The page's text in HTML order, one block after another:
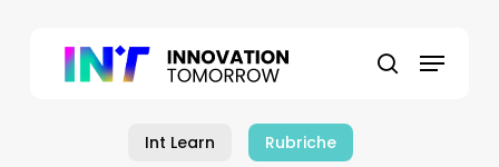
search
Menu
Int Learn Rubriche